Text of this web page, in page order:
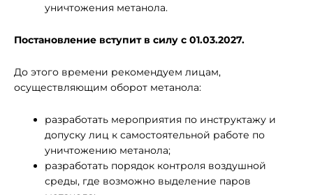
уничтожения метанола.
Постановление вступит в силу с 01.03.2027.
До этого времени рекомендуем лицам,
осуществляющим оборот метанола:
разработать мероприятия по инструктажу и
допуску лиц к самостоятельной работе по
уничтожению метанола;
разработать порядок контроля воздушной
среды, где возможно выделение паров